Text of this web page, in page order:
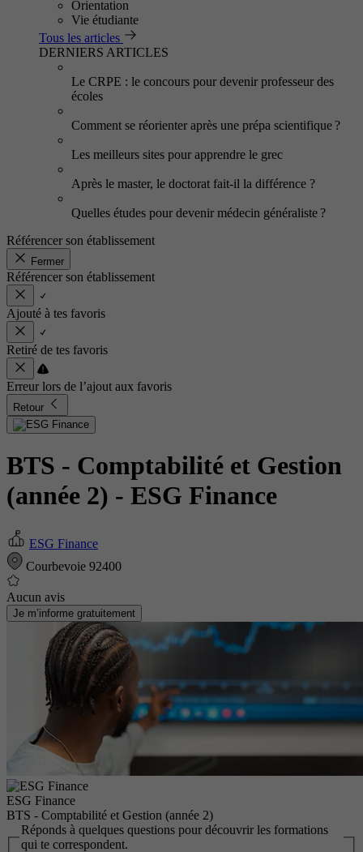
Orientation
Vie étudiante
Tous les articles
DERNIERS ARTICLES
Le CRPE : le concours pour devenir professeur des
écoles
Comment se réorienter après une prépa scientifique ?
Les meilleurs sites pour apprendre le grec
Après le master, le doctorat fait-il la différence ?
Quelles études pour devenir médecin généraliste ?
Référencer son établissement
Fermer
Référencer son établissement
Ajouté à tes favoris
Retiré de tes favoris
Erreur lors de l’ajout aux favoris
Retour
BTS - Comptabilité et Gestion
(année 2) - ESG Finance
ESG Finance
Courbevoie 92400
Aucun avis
Je m’informe gratuitement
ESG Finance
BTS - Comptabilité et Gestion (année 2)
Réponds à quelques questions pour découvrir les formations
qui te correspondent.